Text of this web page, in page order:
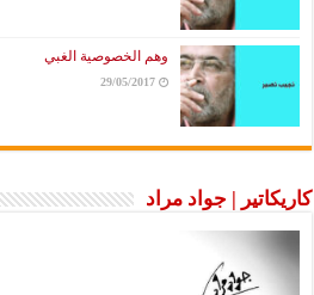
وهم الخصوصية الغبي
29/05/2017
كاريكاتير | جواد مراد